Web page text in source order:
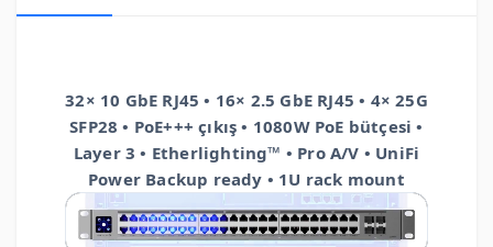
32× 10 GbE RJ45 • 16× 2.5 GbE RJ45 • 4× 25G
SFP28 • PoE+++ çıkış • 1080W PoE bütçesi •
Layer 3 • Etherlighting™ • Pro A/V • UniFi
Power Backup ready • 1U rack mount